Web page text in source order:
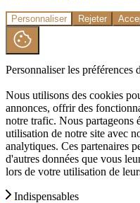
Personnaliser Rejeter
Personnaliser les préférences
Nous utilisons des cookies
annonces, offrir des
notre trafic. Nous partageons
utilisation de notre site avec
analytiques. Ces partenaires
d'autres données que vous
lors de votre utilisation de
Indispensables